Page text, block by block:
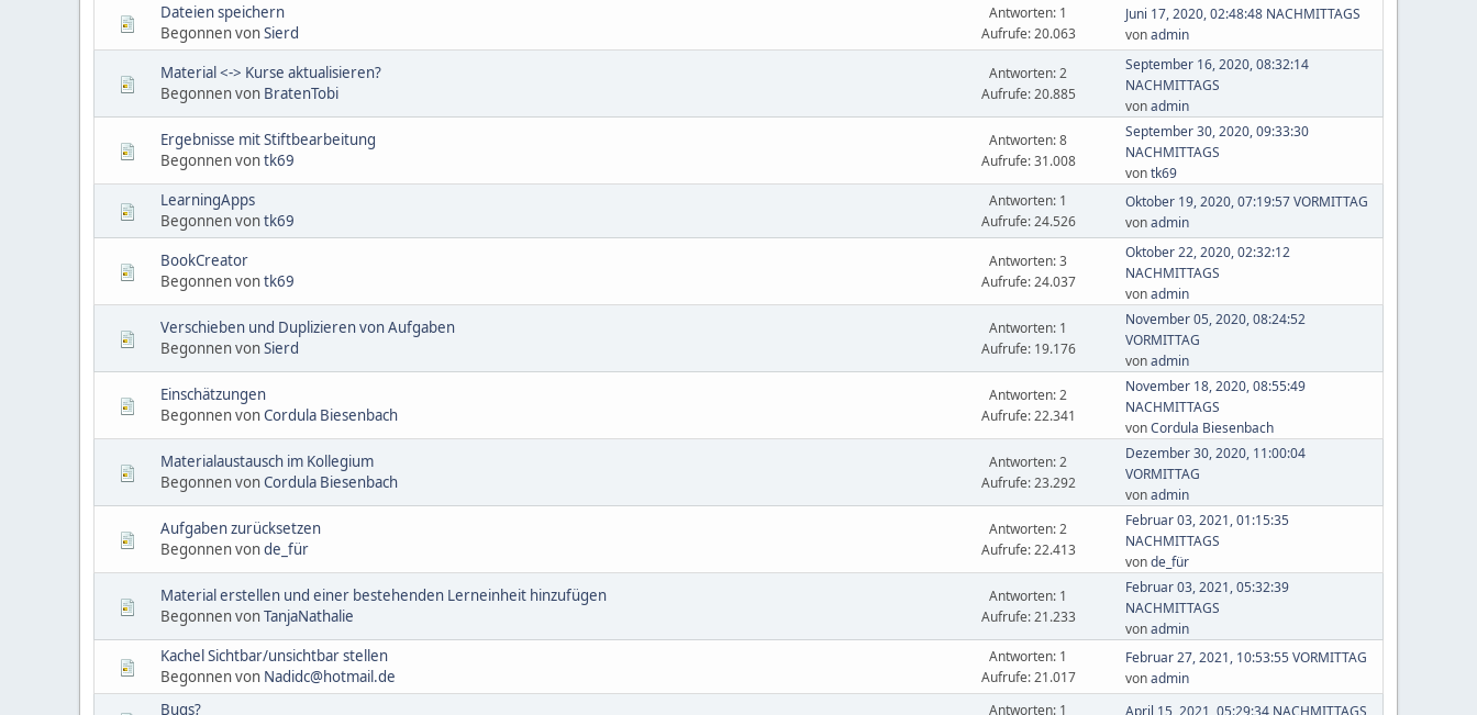
Dateien speichern
Begonnen vonSierd
Antworten: 1
Aufrufe: 20.063
Juni 17, 2020, 02:48:48 NACHMITTAGS
vonadmin
Material <-> Kurse aktualisieren?
Begonnen von BratenTobi
Antworten: 2
Aufrufe: 20.885
September 16, 2020, 08:32:14
NACHMITTAGS
vonadmin
Ergebnisse mit Stiftbearbeitung
Begonnen vontk69
Antworten: 8
Aufrufe: 31.008
September 30, 2020, 09:33:30
NACHMITTAGS
vontk69
LearningApps
Begonnen vontk69
Antworten: 1
Aufrufe: 24.526
Oktober 19, 2020, 07:19:57 VORMITTAG
vonadmin
BookCreator
Begonnen vontk69
Antworten: 3
Aufrufe: 24.037
Oktober 22, 2020, 02:32:12
NACHMITTAGS
vonadmin
Verschieben und Duplizieren von Aufgaben
Begonnen vonSierd
Antworten: 1
Aufrufe: 19.176
November 05, 2020, 08:24:52
VORMITTAG
vonadmin
Einschätzungen
Begonnen vonCordula Biesenbach
Antworten: 2
Aufrufe: 22.341
November 18, 2020, 08:55:49
NACHMITTAGS
vonCordula Biesenbach
Materialaustausch im Kollegium
Begonnen vonCordula Biesenbach
Antworten: 2
Aufrufe: 23.292
Dezember 30, 2020, 11:00:04
VORMITTAG
vonadmin
Aufgaben zurücksetzen
Begonnen vonde_für
Antworten: 2
Aufrufe: 22.413
Februar 03, 2021, 01:15:35
NACHMITTAGS
vonde_für
Material erstellen und einer bestehenden Lerneinheit hinzufügen
Begonnen vonTanjaNathalie
Antworten: 1
Aufrufe: 21.233
Februar 03, 2021, 05:32:39
NACHMITTAGS
vonadmin
Kachel Sichtbar/unsichtbar stellen
Begonnen von Nadidc@hotmail.de
Antworten: 1
Aufrufe: 21.017
Februar 27, 2021, 10:53:55 VORMITTAG
vonadmin
Bugs? Antworten: 1 April 15, 2021, 05:29:34 NACHMITTAGS